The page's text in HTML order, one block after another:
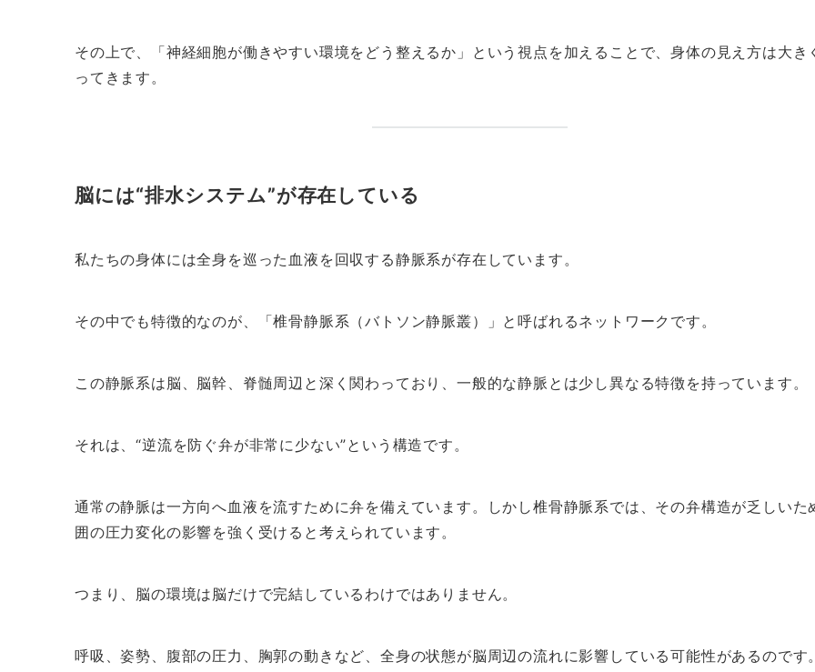
その上で、「神経細胞が働きやすい環境をどう整えるか」という視点を加えることで、身体の見え方は大き
ってきます。
脳には“排水システム”が存在している
私たちの身体には全身を巡った血液を回収する静脈系が存在しています。
その中でも特徴的なのが、「椎骨静脈系（バトソン静脈叢）」と呼ばれるネットワークです。
この静脈系は脳、脳幹、脊髄周辺と深く関わっており、一般的な静脈とは少し異なる特徴を持っています。
それは、“逆流を防ぐ弁が非常に少ない”という構造です。
通常の静脈は一方向へ血液を流すために弁を備えています。しかし椎骨静脈系では、その弁構造が乏しいた
囲の圧力変化の影響を強く受けると考えられています。
つまり、脳の環境は脳だけで完結しているわけではありません。
呼吸、姿勢、腹部の圧力、胸郭の動きなど、全身の状態が脳周辺の流れに影響している可能性があるのです